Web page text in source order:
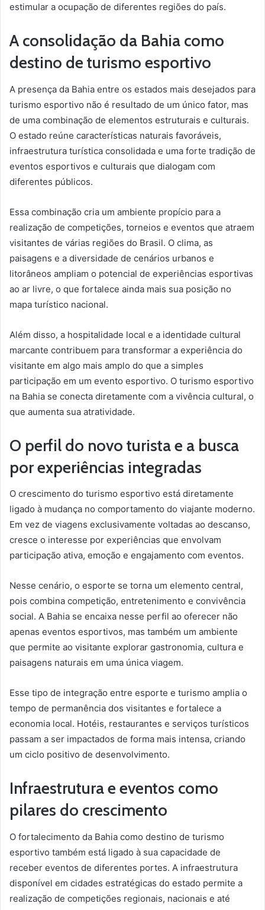
estimular a ocupação de diferentes regiões do país.
A consolidação da Bahia como
destino de turismo esportivo
A presença da Bahia entre os estados mais desejados para
turismo esportivo não é resultado de um único fator, mas
de uma combinação de elementos estruturais e culturais.
O estado reúne características naturais favoráveis,
infraestrutura turística consolidada e uma forte tradição de
eventos esportivos e culturais que dialogam com
diferentes públicos.
Essa combinação cria um ambiente propício para a
realização de competições, torneios e eventos que atraem
visitantes de várias regiões do Brasil. O clima, as
paisagens e a diversidade de cenários urbanos e
litorâneos ampliam o potencial de experiências esportivas
ao ar livre, o que fortalece ainda mais sua posição no
mapa turístico nacional.
Além disso, a hospitalidade local e a identidade cultural
marcante contribuem para transformar a experiência do
visitante em algo mais amplo do que a simples
participação em um evento esportivo. O turismo esportivo
na Bahia se conecta diretamente com a vivência cultural, o
que aumenta sua atratividade.
O perfil do novo turista e a busca
por experiências integradas
O crescimento do turismo esportivo está diretamente
ligado à mudança no comportamento do viajante moderno.
Em vez de viagens exclusivamente voltadas ao descanso,
cresce o interesse por experiências que envolvam
participação ativa, emoção e engajamento com eventos.
Nesse cenário, o esporte se torna um elemento central,
pois combina competição, entretenimento e convivência
social. A Bahia se encaixa nesse perfil ao oferecer não
apenas eventos esportivos, mas também um ambiente
que permite ao visitante explorar gastronomia, cultura e
paisagens naturais em uma única viagem.
Esse tipo de integração entre esporte e turismo amplia o
tempo de permanência dos visitantes e fortalece a
economia local. Hotéis, restaurantes e serviços turísticos
passam a ser impactados de forma mais intensa, criando
um ciclo positivo de desenvolvimento.
Infraestrutura e eventos como
pilares do crescimento
O fortalecimento da Bahia como destino de turismo
esportivo também está ligado à sua capacidade de
receber eventos de diferentes portes. A infraestrutura
disponível em cidades estratégicas do estado permite a
realização de competições regionais, nacionais e até